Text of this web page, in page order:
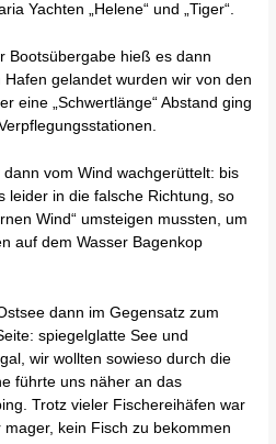
Yachten „Helene“ und „Tiger“.
Bootsübergabe hieß es dann
Hafen gelandet wurden wir von den
eine „Schwertlänge“ Abstand ging
vom Wind wachgerüttelt: bis
leider in die falsche Richtung, so
Wind“ umsteigen mussten, um
auf dem Wasser Bagenkop
dann im Gegensatz zum
spiegelglatte See und
wir wollten sowieso durch die
führte uns näher an das
Trotz vieler Fischereihäfen war
kein Fisch zu bekommen